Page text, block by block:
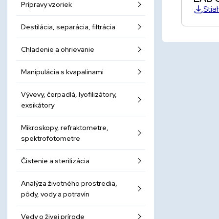
Prípravy vzoriek
Destilácia, separácia, filtrácia
Chladenie a ohrievanie
Manipulácia s kvapalinami
Vývevy, čerpadlá, lyofilizátory,
exsikátory
Mikroskopy, refraktometre,
spektrofotometre
Čistenie a sterilizácia
Analýza životného prostredia,
pôdy, vody a potravín
Vedy o živej prírode